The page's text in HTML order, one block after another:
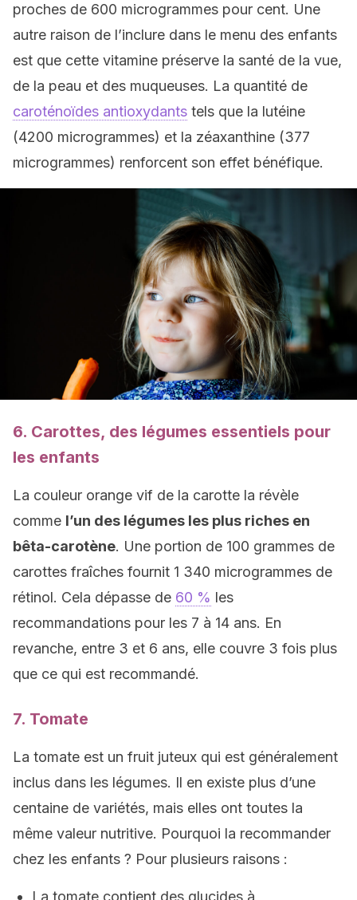
proches de 600 microgrammes pour cent. Une
autre raison de l’inclure dans le menu des enfants
est que cette vitamine préserve la santé de la vue,
de la peau et des muqueuses. La quantité de
caroténoïdes antioxydants tels que la lutéine
(4200 microgrammes) et la zéaxanthine (377
microgrammes) renforcent son effet bénéfique.
6. Carottes, des légumes essentiels pour
les enfants
La couleur orange vif de la carotte la révèle
comme l’un des légumes les plus riches en
bêta-carotène. Une portion de 100 grammes de
carottes fraîches fournit 1 340 microgrammes de
rétinol. Cela dépasse de 60 % les
recommandations pour les 7 à 14 ans. En
revanche, entre 3 et 6 ans, elle couvre 3 fois plus
que ce qui est recommandé.
7. Tomate
La tomate est un fruit juteux qui est généralement
inclus dans les légumes. Il en existe plus d’une
centaine de variétés, mais elles ont toutes la
même valeur nutritive. Pourquoi la recommander
chez les enfants ? Pour plusieurs raisons :
La tomate contient des glucides à